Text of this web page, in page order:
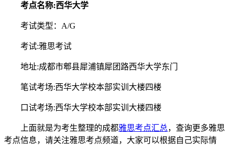
考点名称:西华大学
考试类型：A/G
考试:雅思考试
地址:成都市郫县犀浦镇犀团路西华大学东门
笔试考场:西华大学校本部实训大楼四楼
口试考场:西华大学校本部实训大楼四楼
上面就是为考生整理的成都雅思考点汇总，查询更多雅思
考点信息，请关注雅思考点频道，大家可以根据自己实际情